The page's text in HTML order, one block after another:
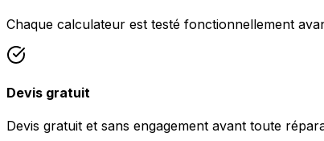
Chaque calculateur est testé fonctionnellement
Devis gratuit
Devis gratuit et sans engagement avant toute